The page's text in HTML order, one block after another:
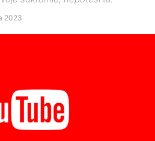
2023